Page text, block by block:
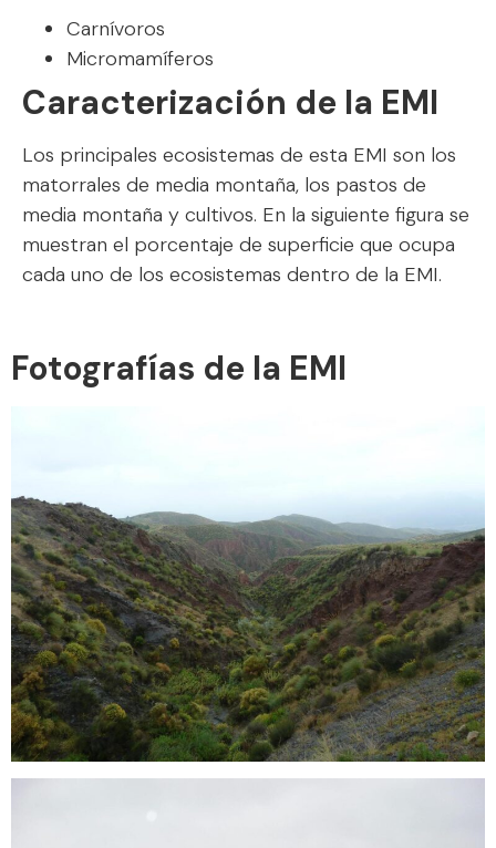
Carnívoros
Micromamíferos
Caracterización de la EMI
Los principales ecosistemas de esta EMI son los
matorrales de media montaña, los pastos de
media montaña y cultivos. En la siguiente figura se
muestran el porcentaje de superficie que ocupa
cada uno de los ecosistemas dentro de la EMI.
Fotografías de la EMI